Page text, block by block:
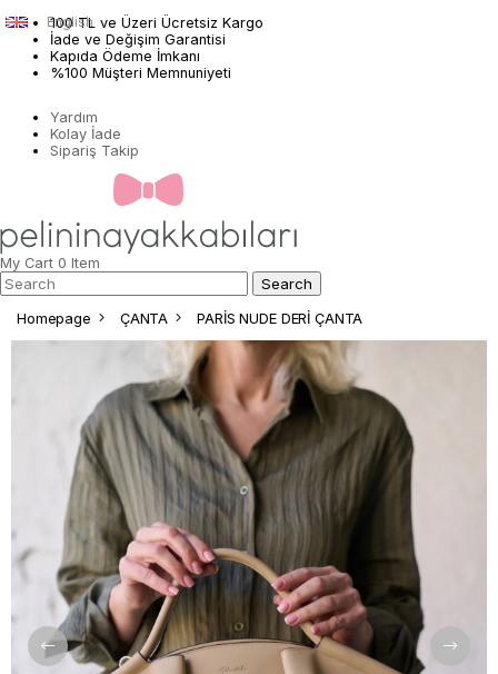
100 TL ve Üzeri Ücretsiz Kargo
İade ve Değişim Garantisi
Kapıda Ödeme İmkanı
%100 Müşteri Memnuniyeti
Yardım
Kolay İade
Sipariş Takip
English
My Cart 0 Item
Homepage ÇANTA PARİS NUDE DERİ ÇANTA